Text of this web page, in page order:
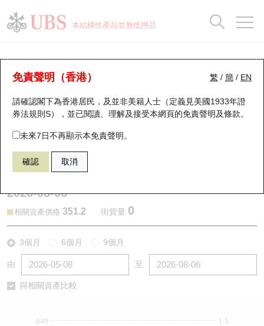
本結構性產品並無抵押品
繁 / 簡 / EN
免責聲明（香港）
請確認閣下為香港居民，及並非美籍人士（定義見美國1933年證
券法規則S），並已閱讀、理解及接受本網頁的免責聲明及條款。
未來7日不再顯示本免責聲明。
確認 取消
認股證分析儀
表現 街貨統計 比較
27081 瑞銀認購 6181 老鋪黃金
2026-08-06
相關資產價格 351.2 街貨量 0
3個月 6個月 9個月
由 至
與相關資產比較
1.5
640
瑞銀認股證一覽
新發行瑞銀認股證
即將到期認股證
認股證到期結算價查詢
認股證分析儀
認股證/牛熊證日誌
街貨統計
比較
牛熊全景快搜
牛熊證搜尋
牛熊證街貨分佈圖
正股牛熊證列表
新發行瑞銀牛熊證
牛熊證到期結算價查詢
街貨統計
比較
十大升幅/跌幅
十大認股證成交分佈
十天股證佔大市成交
資金流
街貨統計
正股分析儀
二十大活躍股份
恒指成份股
國指成份股
科指成份股
中資ETFs溢價比較
持股比重
顯示所有持股比重
每月輪證大市專題
輪證專欄
講座及教育短片
認股證投資者教育
牛熊證投資者教育